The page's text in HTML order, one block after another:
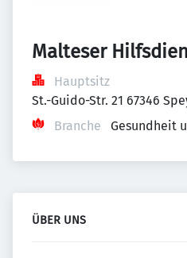
Malteser
Hauptsitz
St.-Guido-Str. 21 67346
Branche
Gesundheit
ÜBER UNS